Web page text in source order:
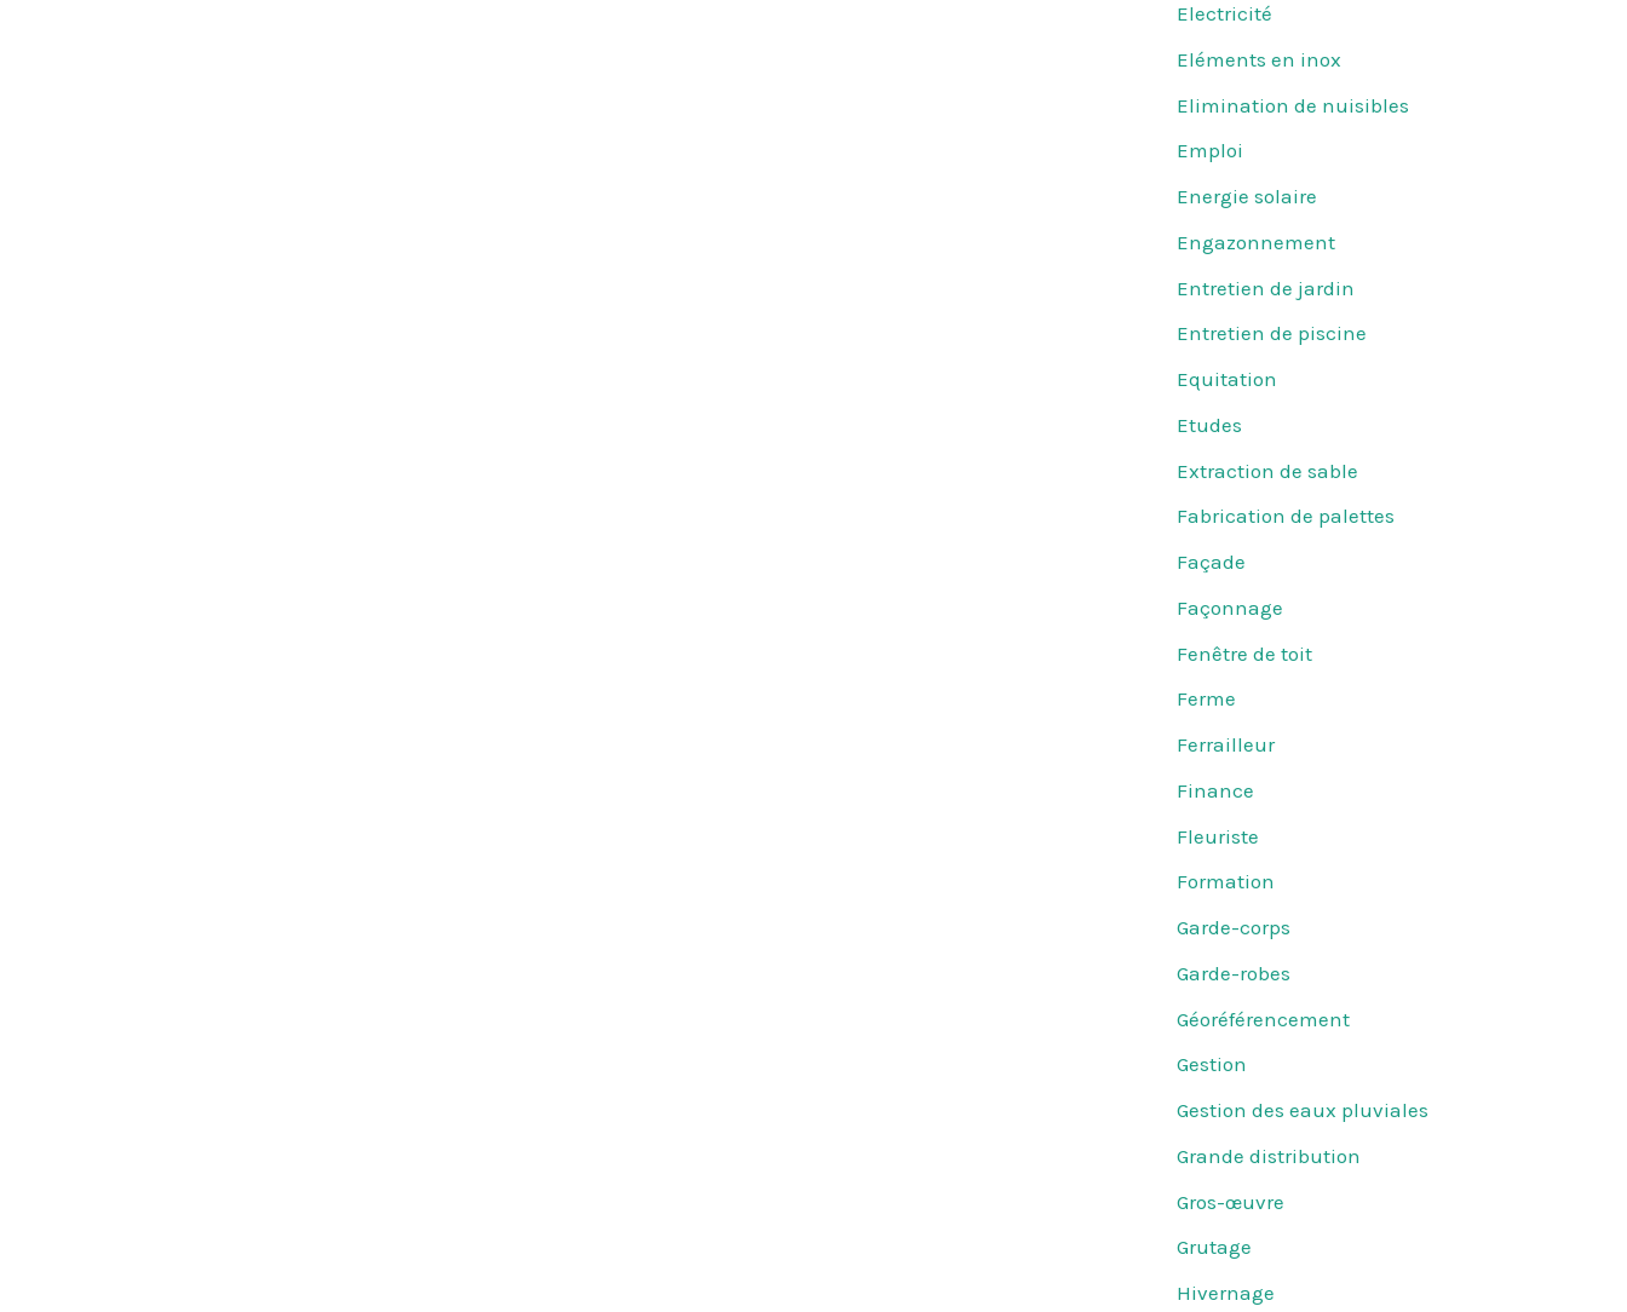
Electricité
Eléments en inox
Elimination de nuisibles
Emploi
Energie solaire
Engazonnement
Entretien de jardin
Entretien de piscine
Equitation
Etudes
Extraction de sable
Fabrication de palettes
Façade
Façonnage
Fenêtre de toit
Ferme
Ferrailleur
Finance
Fleuriste
Formation
Garde-corps
Garde-robes
Géoréférencement
Gestion
Gestion des eaux pluviales
Grande distribution
Gros-œuvre
Grutage
Hivernage